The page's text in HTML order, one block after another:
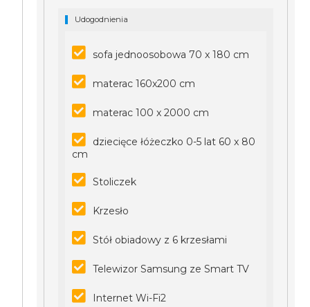
Udogodnienia
sofa jednoosobowa 70 x 180 cm
materac 160x200 cm
materac 100 x 2000 cm
dziecięce łóżeczko 0-5 lat 60 x 80
cm
Stoliczek
Krzesło
Stół obiadowy z 6 krzesłami
Telewizor Samsung ze Smart TV
Internet Wi-Fi2